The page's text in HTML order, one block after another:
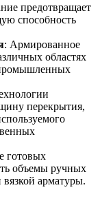
предотвращает
способность
: Армированное
областях
перекрытия,
готовых
объемы ручных
арматуры.